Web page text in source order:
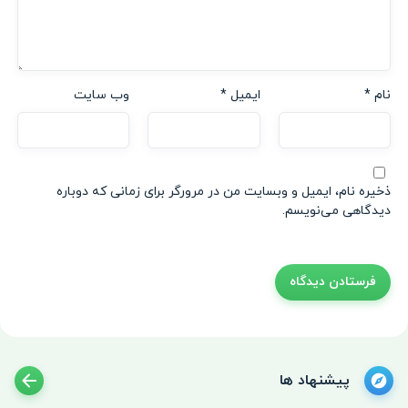
نام * ایمیل* وب‌ سایت
ذخیره نام، ایمیل و وبسایت من در مرورگر برای زمانی که دوباره
دیدگاهی می‌نویسم.
پیشنهاد ها